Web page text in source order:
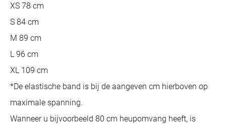
XS 78 cm
S 84 cm
M 89 cm
L 96 cm
XL 109 cm
*De elastische band is bij de aangeven cm hierboven op
maximale spanning.
Wanneer u bijvoorbeeld 80 cm heupomvang heeft, is